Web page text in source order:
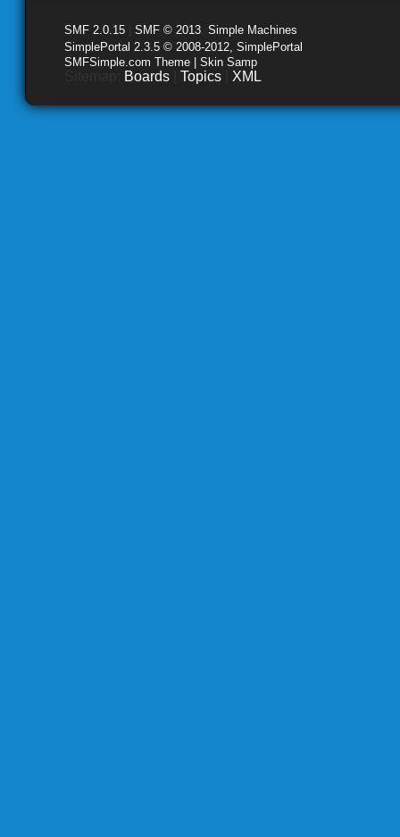
SMF 2.0.15 SMF © 2013 Simple Machines
SimplePortal 2.3.5 © 2008-2012, SimplePortal
SMFSimple.com Theme | Skin Samp
Boards Topics XML